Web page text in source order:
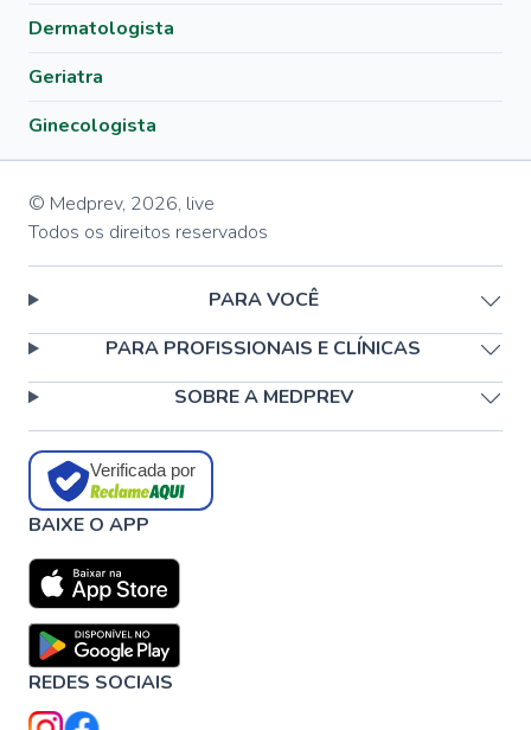
Dermatologista
Geriatra
Ginecologista
© Medprev, 2026, live
Todos os direitos reservados
PARA VOCÊ
PARA PROFISSIONAIS E CLÍNICAS
SOBRE A MEDPREV
Verificada por
BAIXE O APP
REDES SOCIAIS